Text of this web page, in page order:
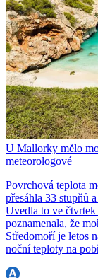
U Mallorky mělo
meteorologové
Povrchová teplota
přesáhla 33 stupňů
Uvedla to ve čtvrtek
poznamenala, že
Středomoří je letos
noční teploty na